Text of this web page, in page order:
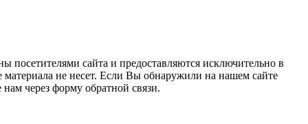
сайта и предоставляются исключительно в
материала не несет. Если Вы обнаружили на нашем сайте
через форму обратной связи.